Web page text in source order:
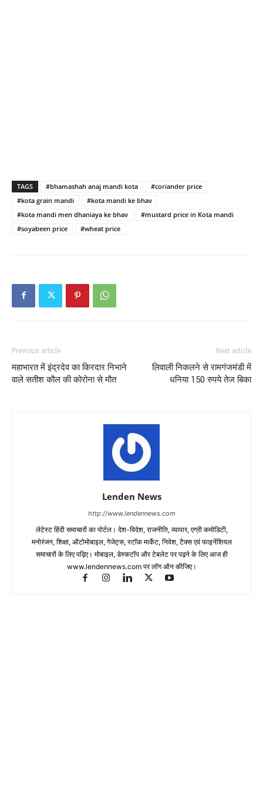
TAGS #bhamashah anaj mandi kota
#coriander price
#kota grain mandi
#kota mandi ke bhav
#kota mandi men dhaniaya ke bhav
#mustard price in Kota mandi
#soyabeen price
#wheat price
Previous article
महाभारत में इंद्रदेव का किरदार निभाने
वाले सतीश कौल की कोरोना से मौत
Next article
लिवाली निकलने से रामगंजमंडी में
धनिया 150 रुपये तेज बिका
Lenden News
http://www.lendennews.com
लेटेस्ट हिंदी समाचारों का पोर्टल। देश-विदेश, राजनीति, व्यापार, एग्री कमोडिटी,
मनोरंजन, शिक्षा, ऑटोमोबाइल, गेजेट्स, स्टॉक मार्केट, निवेश, टैक्स एवं फाइनेंशियल
समाचारों के लिए पढ़िए। मोबाइल, डेस्कटॉप और टेबलेट पर पढ़ने के लिए आज ही
www.lendennews.com पर लॉग ऑन कीजिए।